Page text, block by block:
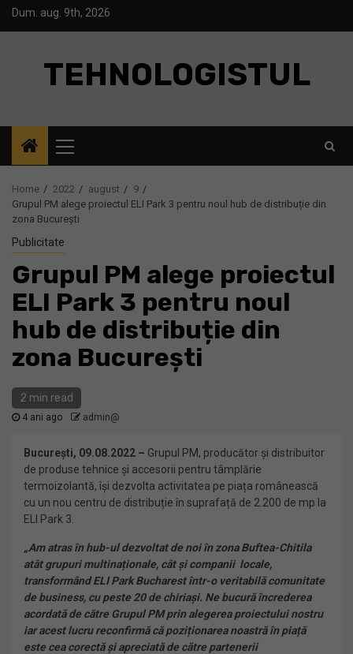
SkipDum. aug. 9th, 2026
TEHNOLOGISTUL
Menu
Home 2022 august
9
Grupul PM alege proiectul ELI Park 3 pentru noul hub de distribuție din
zona București
Publicitate
Grupul PM alege proiectul
ELI Park 3 pentru noul
hub de distribuție din
zona București
2 min read
4 ani ago admin@
București, 09.08.2022 – Grupul PM, producător şi distribuitor
de produse tehnice şi accesorii pentru tâmplărie
termoizolantă, își dezvolta activitatea pe piața românească
cu un nou centru de distribuție în suprafață de 2.200 de mp la
ELI Park 3.
„Am atras în hub-ul dezvoltat de noi în zona Buftea-Chitila
atât grupuri multinaționale, cât și companii locale,
transformândELI Park Bucharest într-o veritabilă comunitate
de business, cu peste 20 de chiriași. Ne bucură încrederea
acordată de către Grupul PM prin alegerea proiectului nostru
iar acest lucru reconfirmă că poziționarea noastră în piață
este cea corectă și apreciată de către partenerii